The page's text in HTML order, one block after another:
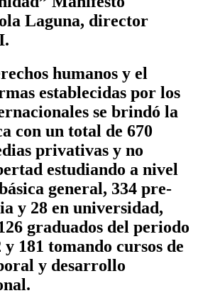
Laguna, director
humanos y el
establecidas por los
se brindó la
con un total de 670
privativas y no
estudiando a nivel
general, 334 pre-
y 28 en universidad,
graduados del periodo
181 tomando cursos de
y desarrollo